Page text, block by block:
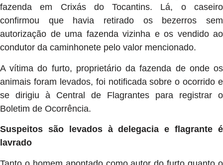
fazenda em Crixás do Tocantins. Lá, o caseiro
confirmou que havia retirado os bezerros sem
autorização de uma fazenda vizinha e os vendido ao
condutor da caminhonete pelo valor mencionado.
A vítima do furto, proprietário da fazenda de onde os
animais foram levados, foi notificada sobre o ocorrido e
se dirigiu à Central de Flagrantes para registrar o
Boletim de Ocorrência.
Suspeitos são levados à delegacia e flagrante é
lavrado